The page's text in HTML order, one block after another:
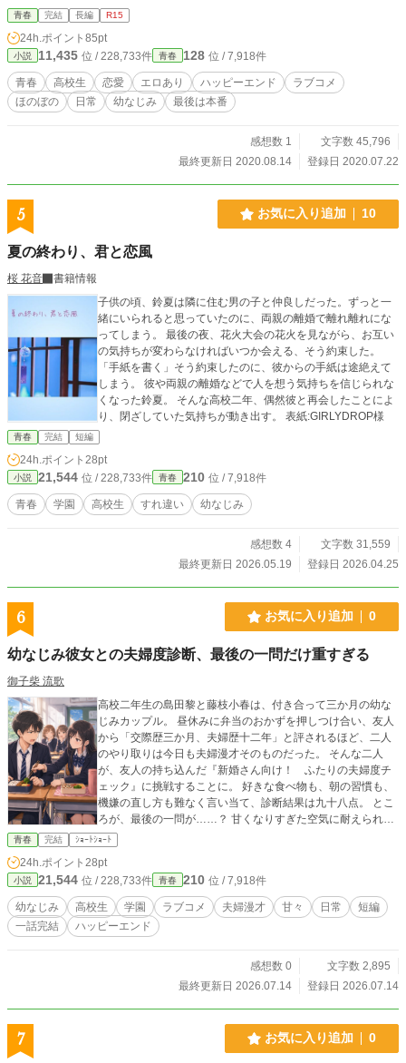
青春 完結 長編 R15
24h.ポイント 85pt
小説 11,435 位 / 228,733件 青春 128 位 / 7,918件
青春 高校生 恋愛 エロあり ハッピーエンド
ラブコメ
ほのぼの
日常 幼なじみ 最後は本番
感想数 1
文字数 45,796
最終更新日 2020.08.14
登録日 2020.07.22
5 お気に入り追加 10
夏の終わり、君と恋風
桜 花音
書籍情報
子供の頃、鈴夏は隣に住む男の子と仲良しだった。ずっと一
緒にいられると思っていたのに、両親の離婚で離れ離れにな
ってしまう。 最後の夜、花火大会の花火を見ながら、お互い
の気持ちが変わらなければいつか会える、そう約束した。
「手紙を書く」そう約束したのに、彼からの手紙は途絶えて
しまう。 彼や両親の離婚などで人を想う気持ちを信じられな
くなった鈴夏。 そんな高校二年、偶然彼と再会したことによ
り、閉ざしていた気持ちが動き出す。 表紙:GIRLYDROP様
青春 完結 短編
24h.ポイント 28pt
小説 21,544 位 / 228,733件 青春 210 位 / 7,918件
青春 学園 高校生 すれ違い 幼なじみ
感想数 4
文字数 31,559
最終更新日 2026.05.19
登録日 2026.04.25
6 お気に入り追加 0
幼なじみ彼女との夫婦度診断、最後の一問だけ重すぎる
御子柴 流歌
高校二年生の島田黎と藤枝小春は、付き合って三か月の幼な
じみカップル。 昼休みに弁当のおかずを押しつけ合い、友人
から「交際歴三か月、夫婦歴十二年」と評されるほど、二人
のやり取りは今日も夫婦漫才そのものだった。 そんな二人
が、友人の持ち込んだ『新婚さん向け！ ふたりの夫婦度チ
ェック』に挑戦することに。 好きな食べ物も、朝の習慣も、
機嫌の直し方も難なく言い当て、診断結果は九十八点。 とこ
ろが、最後の一問が……？ 甘くなりすぎた空気に耐えられな
い幼なじみカップルが、全力で夫婦漫才へ逃げ戻る、学園ラ
ブコメ短編。
青春 完結 ｼｮｰﾄｼｮｰﾄ
24h.ポイント 28pt
小説 21,544 位 / 228,733件 青春 210 位 / 7,918件
幼なじみ 高校生 学園 ラブコメ 夫婦漫才 甘々 日常
短編
一話完結
ハッピーエンド
感想数 0
文字数 2,895
最終更新日 2026.07.14
登録日 2026.07.14
7 お気に入り追加 0